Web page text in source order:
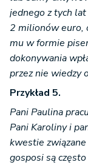
jednego z tych
2 milionów euro,
mu w formie
dokonywania
przez nie wiedzy
Przykład 5.
Pani Paulina
Pani Karoliny i
kwestie
gosposi są